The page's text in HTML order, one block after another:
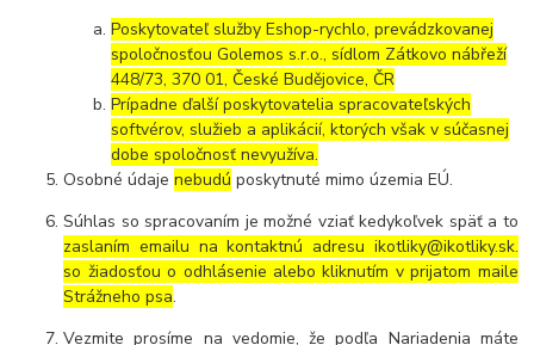
Poskytovateľ služby Eshop-rychlo, prevádzkovanej
spoločnosťou Golemos s.r.o., sídlom Zátkovo nábřeží
448/73, 370 01, České Budějovice, ČR
Prípadne ďalší poskytovatelia spracovateľských
softvérov, služieb a aplikácií, ktorých však v súčasnej
dobe spoločnosť nevyužíva.
Osobné údajenebudú poskytnuté mimo územia EÚ.
Súhlas so spracovaním je možné vziať kedykoľvek späť a to
zaslaním emailu na kontaktnú adresu ikotliky@ikotliky.sk.
so žiadosťou o odhlásenie alebo kliknutím v prijatom maile
Strážneho psa.
Vezmite prosíme na vedomie, že podľa Nariadenia máte